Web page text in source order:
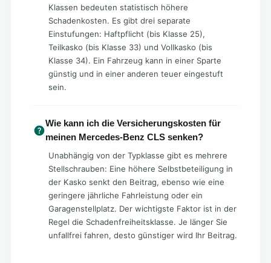
Klassen bedeuten statistisch höhere
Schadenkosten. Es gibt drei separate
Einstufungen: Haftpflicht (bis Klasse 25),
Teilkasko (bis Klasse 33) und Vollkasko (bis
Klasse 34). Ein Fahrzeug kann in einer Sparte
günstig und in einer anderen teuer eingestuft
sein.
Wie kann ich die Versicherungskosten für
meinen Mercedes-Benz CLS senken?
Unabhängig von der Typklasse gibt es mehrere
Stellschrauben: Eine höhere Selbstbeteiligung in
der Kasko senkt den Beitrag, ebenso wie eine
geringere jährliche Fahrleistung oder ein
Garagenstellplatz. Der wichtigste Faktor ist in der
Regel die Schadenfreiheitsklasse. Je länger Sie
unfallfrei fahren, desto günstiger wird Ihr Beitrag.